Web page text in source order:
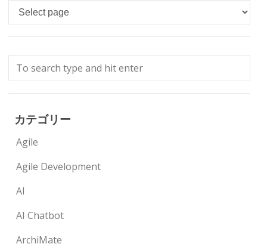
Languages
カテゴリー
Agile
Agile Development
AI
AI Chatbot
ArchiMate